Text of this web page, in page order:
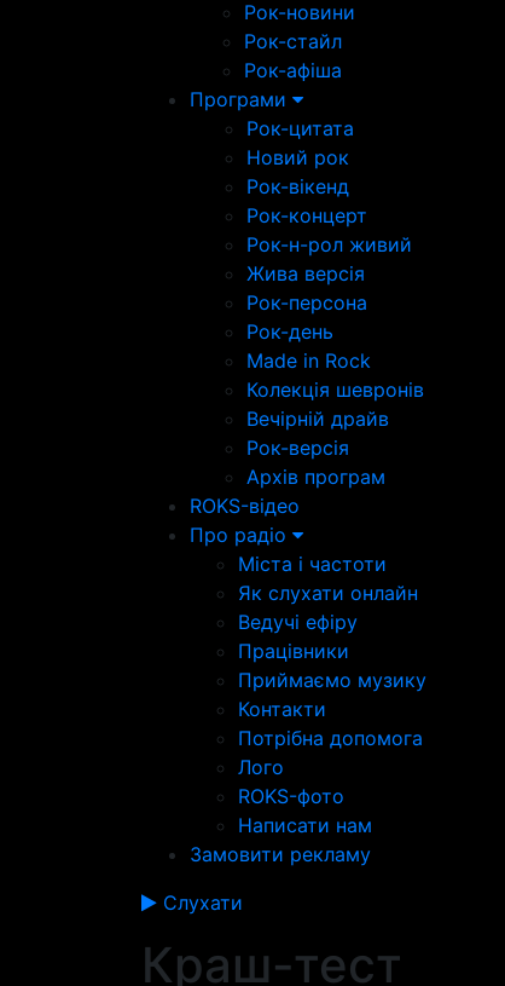
Рок-новини
Рок-стайл
Рок-афіша
Програми
Рок-цитата
Новий рок
Рок-вікенд
Рок-концерт
Рок-н-рол живий
Жива версія
Рок-персона
Рок-день
Made in Rock
Колекція шевронів
Вечірній драйв
Рок-версія
Архів програм
ROKS-відео
Про радіо
Міста і частоти
Як слухати онлайн
Ведучі ефіру
Працівники
Приймаємо музику
Контакти
Потрібна допомога
Лого
ROKS-фото
Написати нам
Замовити рекламу
Слухати
Краш-тест